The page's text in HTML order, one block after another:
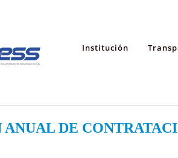
Institución
ANUAL DE